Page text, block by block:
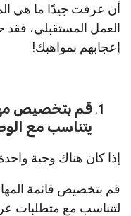
أن عرفت جيدًا ما هي
العمل المستقبلي، فقد
إعجابهم بمواهبك!
قم بتخصيص
يتناسب مع
إذا كان هناك وجبة
قم بتخصيص قائمة
لتتناسب مع متطلبات